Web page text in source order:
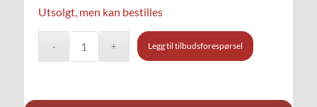
Utsolgt, men kan bestilles
Legg til tilbudsforespørsel